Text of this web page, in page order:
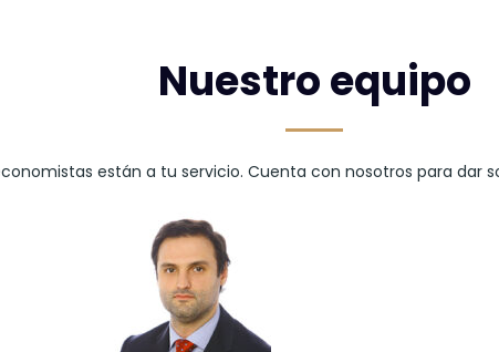
Nuestro equipo
están a tu servicio. Cuenta con nosotros para dar